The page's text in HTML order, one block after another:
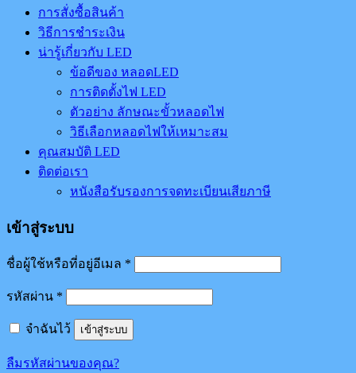
การสั่งซื้อสินค้า
วิธีการชำระเงิน
น่ารู้เกี่ยวกับ LED
ข้อดีของ หลอดLED
การติดตั้งไฟ LED
ตัวอย่าง ลักษณะขั้วหลอดไฟ
วิธีเลือกหลอดไฟให้เหมาะสม
คุณสมบัติ LED
ติดต่อเรา
หนังสือรับรองการจดทะเบียนเสียภาษี
เข้าสู่ระบบ
ชื่อผู้ใช้หรือที่อยู่อีเมล *
รหัสผ่าน *
จำฉันไว้ เข้าสู่ระบบ
ลืมรหัสผ่านของคุณ?